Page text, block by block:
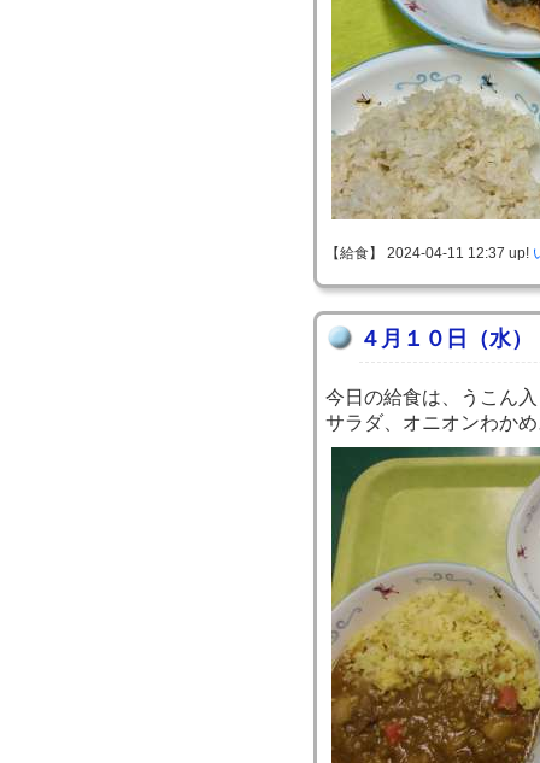
【給食】 2024-04-11 12:37 up!
４月１０日（水）
今日の給食は、うこん
サラダ、オニオンわか